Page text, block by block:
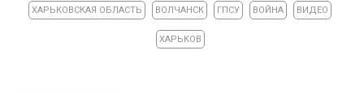
ХАРЬКОВСКАЯ ОБЛАСТЬ ВОЛЧАНСК ГПСУ ВОЙНА ВИДЕО
ХАРЬКОВ